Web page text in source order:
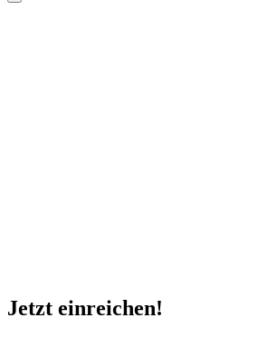
Jetzt einreichen!